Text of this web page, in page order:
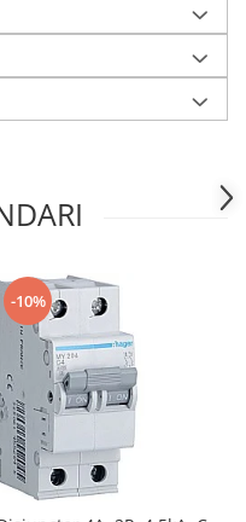
-10%